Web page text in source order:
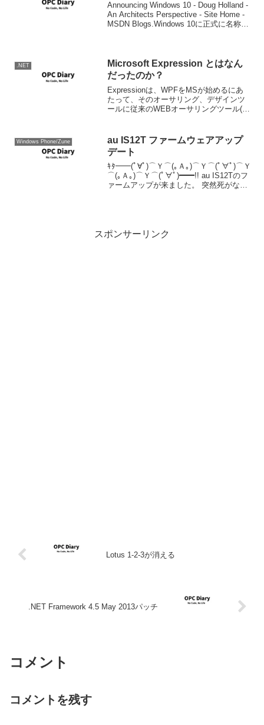
Announcing Windows 10 - Doug Holland -
An Architects Perspective - Site Home -
MSDN Blogs.Windows 10に正式に名称が
.NET
Microsoft Expression とはなん
だったのか？
Expressionは、WPFをMSが始めるにあ
たって、そのオーサリング、デザインツ
ールに従来のWEBオーサリングツール(と
として登場しました。その後、Silve...
Windows Phone/Zune
au IS12T ファームウェアアップ
デート
ｷﾀ━━(ﾟ∀ﾟ)⌒Ｙ⌒(｡Ａ｡)⌒Ｙ⌒(ﾟ∀ﾟ)⌒Ｙ
⌒(｡Ａ｡)⌒Ｙ⌒(ﾟ∀ﾟ)━━!! au IS12Tのフ
ァームアップが来ました。 突然死がなく
スポンサーリンク
Lotus 1-2-3が消える
.NET Framework 4.5 May 2013パッチ
コメント
コメントを残す